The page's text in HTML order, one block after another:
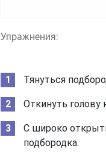
Упражнения:
Тянуться
Откинуть голову
С широко
подбородка.